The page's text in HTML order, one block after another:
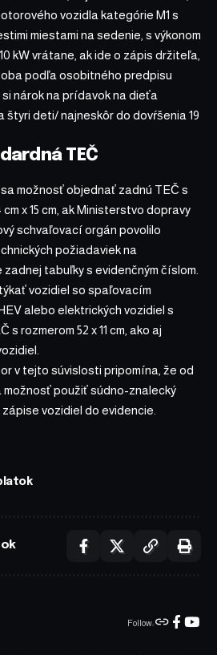
vozidla kategórie M1 s
miestami na sedenie, s výkonom
kW vrátane, ak ide o zápis držiteľa,
podľa osobitného predpisu
nárok na prídavok na dieťa
štyri deti/ najneskôr do dovŕšenia 19
TEČ
možnosť objednať zadnú TEČ s
cm x 15 cm, ak Ministerstvo dopravy
schvaľovací orgán povolilo
požiadaviek na
zadnej tabuľky s evidenčným číslom.
vozidiel so spaľovacím
alebo elektrických vozidiel s
s rozmerom 52 x 11 cm, ako aj
v tejto súvislosti pripomína, že od
možnosť použiť súdno-znalecký
vozidiel do evidencie.
Follow: